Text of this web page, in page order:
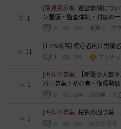
1
[意見掲示板]運営体制につ
ン整備・監査体制・対応の一
0 200 浅井ジーク
11
[TIP&攻略]初心者向け労働
1 289 ザンナ
1
[ギルド募集]
【新設少人数
バー募集！初心者・復帰勢歓
0 234 鼠の巣 1
1
[ギルド募集]桜色の四つ葉
0 206 VAZ光-日本